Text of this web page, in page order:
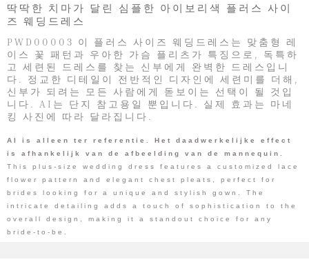
딱딱한 치마가 달린 심플한 아이보리색 플러스 사이
즈 웨딩드레스
PWD00003 이 플러스 사이즈 웨딩드레스는 맞춤형 레
이스 꽃 패턴과 우아한 가슴 플리츠가 특징으로, 독특하
고 세련된 드레스를 찾는 신부에게 완벽한 드레스입니
다. 정교한 디테일이 전반적인 디자인에 세련미를 더해,
신부가 되려는 모든 사람에게 돋보이는 선택이 될 것입
니다. AI는 단지 참고용일 뿐입니다. 실제 효과는 마네
킹 사진에 따라 달라집니다.
AI is alleen ter referentie. Het daadwerkelijke effect
is afhankelijk van de afbeelding van de mannequin.
This plus-size wedding dress features a customized lace
flower pattern and elegant chest pleats, perfect for
brides looking for a unique and stylish gown. The
intricate detailing adds a touch of sophistication to the
overall design, making it a standout choice for any
bride-to-be.